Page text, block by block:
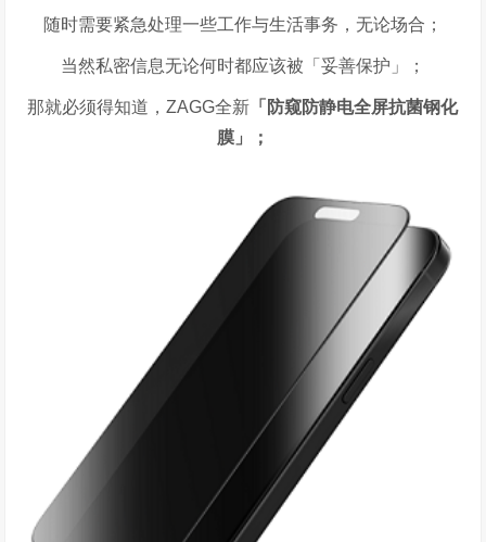
随时需要紧急处理一些工作与生活事务，无论场合；
当然私密信息无论何时都应该被「妥善保护」；
那就必须得知道，ZAGG全新 「防窥防静电全屏抗菌钢化
膜」；